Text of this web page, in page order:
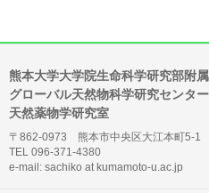
熊本大学大学院生命科学研究部附属
グローバル天然物科学研究センター
天然薬物学研究室
〒862-0973 熊本市中央区大江本町5-1
TEL 096-371-4380
e-mail: sachiko at kumamoto-u.ac.jp